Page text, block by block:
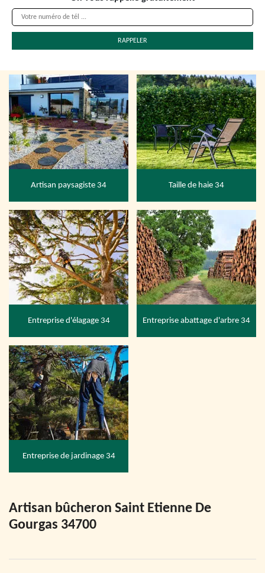
Artisan paysagiste 34 Taille de haie 34
Entreprise d'élagage 34 Entreprise abattage d'arbre 34
Entreprise de jardinage 34
Artisan bûcheron Saint Etienne De
Gourgas 34700